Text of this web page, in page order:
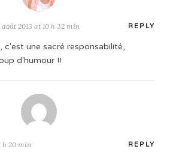
août 2013 at 10 h 32 min REPLY
c'est une sacré responsabilité,
d'humour !!
h 20 min REPLY